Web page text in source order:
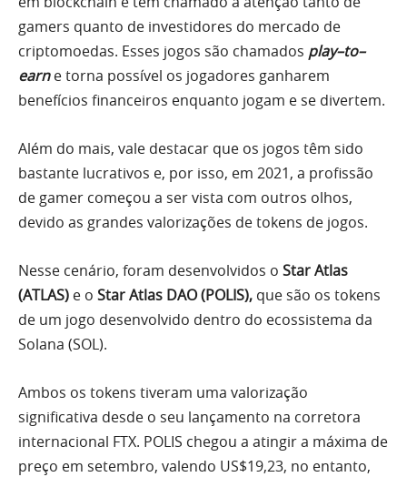
gamers quanto de investidores do mercado de
criptomoedas. Esses jogos são chamados play–to–
earne torna possível os jogadores ganharem
benefícios financeiros enquanto jogam e se divertem.
Além do mais, vale destacar que os jogos têm sido
bastante lucrativos e, por isso, em 2021, a profissão
de gamer começou a ser vista com outros olhos,
devido as grandes valorizações de tokens de jogos.
Nesse cenário, foram desenvolvidos o Star Atlas
(ATLAS) e o Star Atlas DAO (POLIS), que são os tokens
de um jogo desenvolvido dentro do ecossistema da
Solana (SOL).
Ambos os tokens tiveram uma valorização
significativa desde o seu lançamento na corretora
internacional FTX. POLIS chegou a atingir a máxima de
preço em setembro, valendo US$19,23, no entanto,